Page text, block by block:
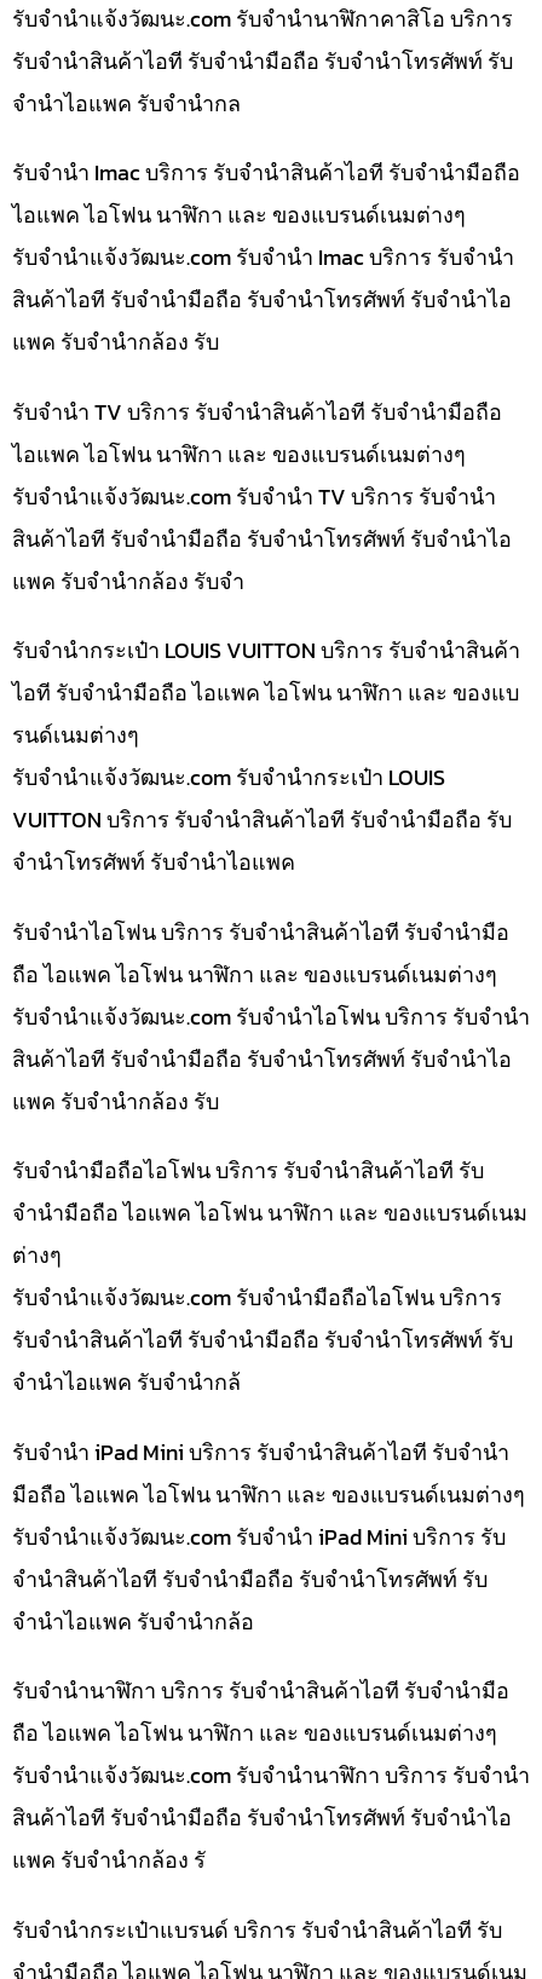
รับจํานําแจ้งวัฒนะ.com รับจำนำนาฬิกาคาสิโอ บริการ
รับจำนำสินค้าไอที รับจำนำมือถือ รับจำนำโทรศัพท์ รับ
จำนำไอแพค รับจำนำกล
รับจำนำ Imac บริการ รับจำนำสินค้าไอที รับจำนำมือถือ
ไอแพค ไอโฟน นาฬิกา และ ของแบรนด์เนมต่างๆ
รับจํานําแจ้งวัฒนะ.com รับจำนำ Imac บริการ รับจำนำ
สินค้าไอที รับจำนำมือถือ รับจำนำโทรศัพท์ รับจำนำไอ
แพค รับจำนำกล้อง รับ
รับจำนำ TV บริการ รับจำนำสินค้าไอที รับจำนำมือถือ
ไอแพค ไอโฟน นาฬิกา และ ของแบรนด์เนมต่างๆ
รับจํานําแจ้งวัฒนะ.com รับจำนำ TV บริการ รับจำนำ
สินค้าไอที รับจำนำมือถือ รับจำนำโทรศัพท์ รับจำนำไอ
แพค รับจำนำกล้อง รับจำ
รับจำนำกระเป๋า LOUIS VUITTON บริการ รับจำนำสินค้า
ไอที รับจำนำมือถือ ไอแพค ไอโฟน นาฬิกา และ ของแบ
รนด์เนมต่างๆ
รับจํานําแจ้งวัฒนะ.com รับจำนำกระเป๋า LOUIS
VUITTON บริการ รับจำนำสินค้าไอที รับจำนำมือถือ รับ
จำนำโทรศัพท์ รับจำนำไอแพค
รับจำนำไอโฟน บริการ รับจำนำสินค้าไอที รับจำนำมือ
ถือ ไอแพค ไอโฟน นาฬิกา และ ของแบรนด์เนมต่างๆ
รับจํานําแจ้งวัฒนะ.com รับจำนำไอโฟน บริการ รับจำนำ
สินค้าไอที รับจำนำมือถือ รับจำนำโทรศัพท์ รับจำนำไอ
แพค รับจำนำกล้อง รับ
รับจำนำมือถือไอโฟน บริการ รับจำนำสินค้าไอที รับ
จำนำมือถือ ไอแพค ไอโฟน นาฬิกา และ ของแบรนด์เนม
ต่างๆ
รับจํานําแจ้งวัฒนะ.com รับจำนำมือถือไอโฟน บริการ
รับจำนำสินค้าไอที รับจำนำมือถือ รับจำนำโทรศัพท์ รับ
จำนำไอแพค รับจำนำกล้
รับจำนำ iPad Mini บริการ รับจำนำสินค้าไอที รับจำนำ
มือถือ ไอแพค ไอโฟน นาฬิกา และ ของแบรนด์เนมต่างๆ
รับจํานําแจ้งวัฒนะ.com รับจำนำ iPad Mini บริการ รับ
จำนำสินค้าไอที รับจำนำมือถือ รับจำนำโทรศัพท์ รับ
จำนำไอแพค รับจำนำกล้อ
รับจำนำนาฬิกา บริการ รับจำนำสินค้าไอที รับจำนำมือ
ถือ ไอแพค ไอโฟน นาฬิกา และ ของแบรนด์เนมต่างๆ
รับจํานําแจ้งวัฒนะ.com รับจำนำนาฬิกา บริการ รับจำนำ
สินค้าไอที รับจำนำมือถือ รับจำนำโทรศัพท์ รับจำนำไอ
แพค รับจำนำกล้อง รั
รับจำนำกระเป๋าแบรนด์ บริการ รับจำนำสินค้าไอที รับ
จำนำมือถือ ไอแพค ไอโฟน นาฬิกา และ ของแบรนด์เนม